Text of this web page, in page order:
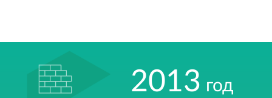
2013 год